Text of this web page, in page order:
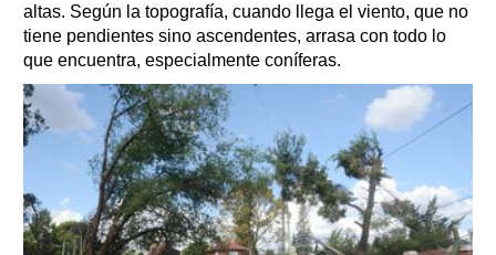
altas. Según la topografía, cuando llega el viento, que no
tiene pendientes sino ascendentes, arrasa con todo lo
que encuentra, especialmente coníferas.